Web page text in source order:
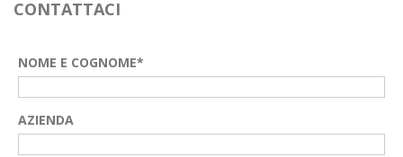
CONTATTACI
NOME E COGNOME*
AZIENDA